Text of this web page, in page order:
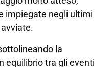
impiegate negli ultimi
la
equilibrio tra gli eventi